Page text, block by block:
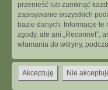
przenieść lub zamknąć
zapisywanie wszystkich
bazie danych. Informacje
zgody, ale ani „Reconnet”,
włamania do witryny,